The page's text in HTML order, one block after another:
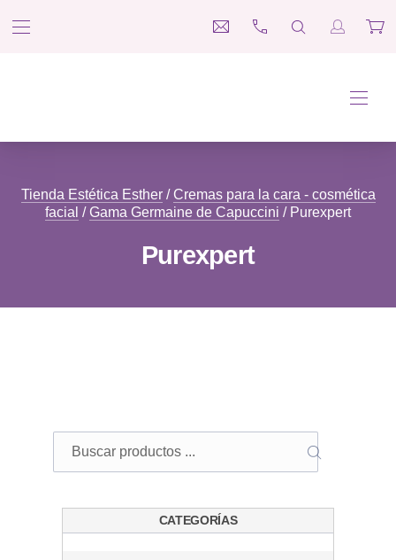
BAR NAVIGATION
Tienda Estética Esther/Cremas para la cara - cosmética
facial /Gama Germaine de Capuccini / Purexpert
Purexpert
Buscar
BUSCAR
CATEGORÍAS